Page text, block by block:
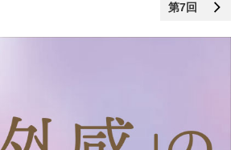
第7回